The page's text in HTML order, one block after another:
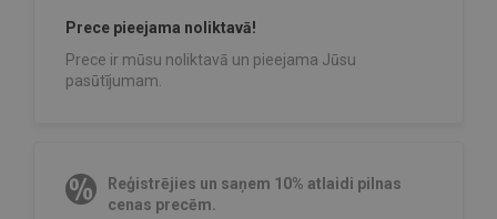
Prece pieejama noliktavā!
Prece ir mūsu noliktavā un pieejama Jūsu
pasūtījumam.
Reģistrējies un saņem 10% atlaidi pilnas
cenas precēm.